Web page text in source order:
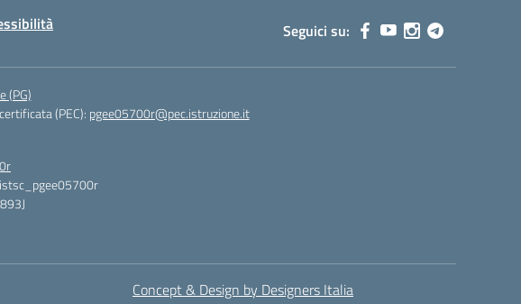
Seguici su:
(PG)
(PEC): pgee05700r@pec.istruzione.it
istsc_pgee05700r
Concept & Design by Designers Italia